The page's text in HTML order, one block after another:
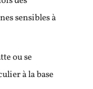
sensibles à
ou se
à la base